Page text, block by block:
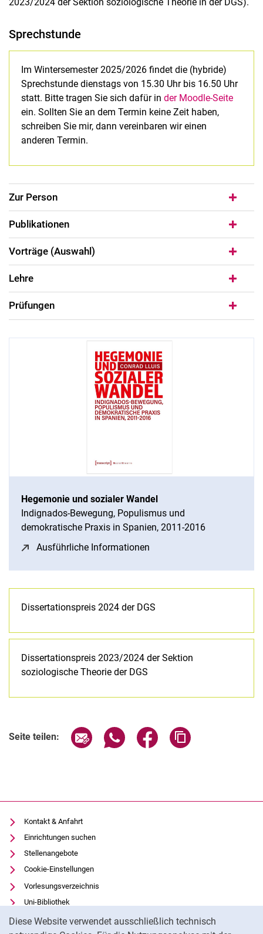
Diese Website verwendet ausschließlich technisch
2023/2024 der Sektion soziologische Theorie in der DGS).
Sprechstunde
Im Wintersemester 2025/2026 findet die (hybride)
Sprechstunde dienstags von 15.30 Uhr bis 16.50 Uhr
statt. Bitte tragen Sie sich dafür in der Moodle-Seite
ein. Sollten Sie an dem Termin keine Zeit haben,
schreiben Sie mir, dann vereinbaren wir einen
anderen Termin.
Zur Person
Publikationen
Vorträge (Auswahl)
Lehre
Prüfungen
Hegemonie und sozialer Wandel
Indignados-Bewegung, Populismus und
demokratische Praxis in Spanien, 2011-2016
Ausführliche Informationen
Dissertationspreis 2024 der DGS
Dissertationspreis 2023/2024 der Sektion
soziologische Theorie der DGS
Seite teilen: Seite über E-Mail teilen
Seite über WhatsApp teilen
Seite über Facebook
Kontakt & Anfahrt
Einrichtungen suchen
Stellenangebote
Cookie-Einstellungen
Vorlesungsverzeichnis
Uni-Bibliothek
Moodle